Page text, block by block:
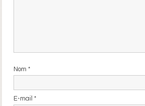
Nom*
E-mail*